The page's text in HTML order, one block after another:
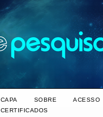
CAPA SOBRE
ACESSO
CERTIFICADOS